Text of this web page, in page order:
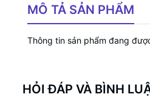
MÔ TẢ SẢN PHẨM
Thông tin sản phẩm đang
HỎI ĐÁP VÀ BÌNH